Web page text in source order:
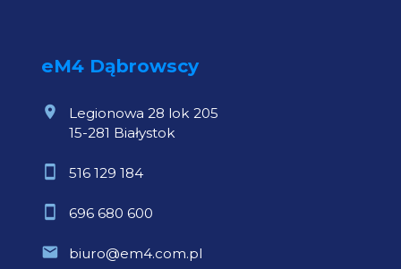
eM4 Dąbrowscy
Legionowa 28 lok 205
15-281 Białystok
516 129 184
696 680 600
biuro@em4.com.pl